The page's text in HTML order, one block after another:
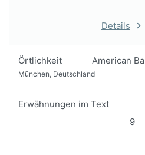
Details
Örtlichkeit American
München, Deutschland
Erwähnungen im Text
9